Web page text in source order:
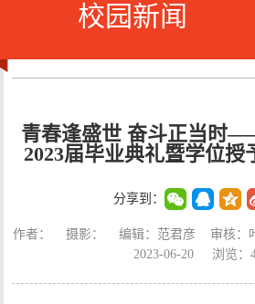
校园新闻
当前位置：首页
青春逢盛世 奋斗正当时
2023届毕业典礼暨学位授
分享到：
作者： 摄影： 编辑：范君彦 审核：
2023-06-20 浏览：